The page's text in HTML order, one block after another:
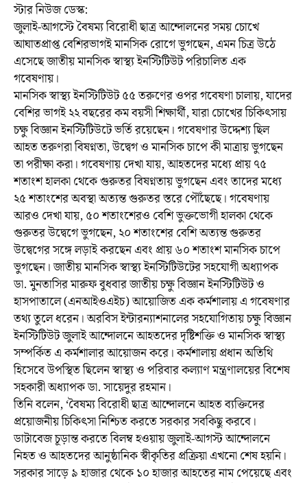
স্টার নিউজ ডেস্ক:
জুলাই-আগস্টে বৈষম্য বিরোধী ছাত্র আন্দোলনের সময় চোখে
আঘাতপ্রাপ্ত বেশিরভাগই মানসিক রোগে ভুগছেন, এমন চিত্র উঠে
এসেছে জাতীয় মানসিক স্বাস্থ্য ইনস্টিটিউট পরিচালিত এক
গবেষণায়।
মানসিক স্বাস্থ্য ইনস্টিটিউট ৫৫ তরুণের ওপর গবেষণা চালায়, যাদের
বেশির ভাগই ২২ বছরের কম বয়সী শিক্ষার্থী, যারা চোখের চিকিৎসায়
চক্ষু বিজ্ঞান ইনস্টিটিউটে ভর্তি রয়েছেন। গবেষণার উদ্দেশ্য ছিল
আহত তরুণরা বিষণ্নতা, উদ্বেগ ও মানসিক চাপে কী মাত্রায় ভুগছেন
তা পরীক্ষা করা। গবেষণায় দেখা যায়, আহতদের মধ্যে প্রায় ৭৫
শতাংশ হালকা থেকে গুরুতর বিষণ্নতায় ভুগছেন এবং তাদের মধ্যে
২৫ শতাংশের অবস্থা অত্যন্ত গুরুতর স্তরে পৌঁছেছে। গবেষণায়
আরও দেখা যায়, ৫০ শতাংশেরও বেশি ভুক্তভোগী হালকা থেকে
গুরুতর উদ্বেগে ভুগছেন, ২০ শতাংশের বেশি অত্যন্ত গুরুতর
উদ্বেগের সঙ্গে লড়াই করছেন এবং প্রায় ৬০ শতাংশ মানসিক চাপে
ভুগছেন। জাতীয় মানসিক স্বাস্থ্য ইনস্টিটিউটের সহযোগী অধ্যাপক
ডা. মুনতাসির মারুফ বুধবার জাতীয় চক্ষু বিজ্ঞান ইনস্টিটিউট ও
হাসপাতালে (এনআইওএইচ) আয়োজিত এক কর্মশালায় এ গবেষণার
তথ্য তুলে ধরেন। অরবিস ইন্টারন্যাশনালের সহযোগিতায় চক্ষু বিজ্ঞান
ইনস্টিটিউট জুলাই আন্দোলনে আহতদের দৃষ্টিশক্তি ও মানসিক স্বাস্থ্য
সম্পর্কিত এ কর্মশালার আয়োজন করে। কর্মশালায় প্রধান অতিথি
হিসেবে উপস্থিত ছিলেন স্বাস্থ্য ও পরিবার কল্যাণ মন্ত্রণালয়ের বিশেষ
সহকারী অধ্যাপক ডা. সায়েদুর রহমান।
তিনি বলেন, ‘বৈষম্য বিরোধী ছাত্র আন্দোলনে আহত ব্যক্তিদের
প্রয়োজনীয় চিকিৎসা নিশ্চিত করতে সরকার সবকিছু করবে।
ডাটাবেজ চূড়ান্ত করতে বিলম্ব হওয়ায় জুলাই-আগস্ট আন্দোলনে
নিহত ও আহতদের আনুষ্ঠানিক স্বীকৃতির প্রক্রিয়া এখনো শেষ হয়নি।
সরকার সাড়ে ৯ হাজার থেকে ১০ হাজার আহতের নাম পেয়েছে এবং